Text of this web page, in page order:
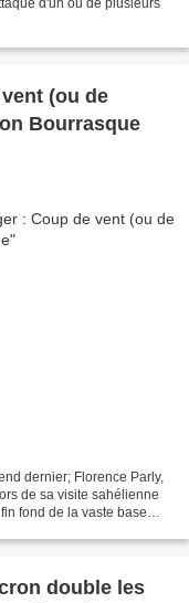
(ou de
Bourrasque
dernier; Florence Parly,
de sa visite sahélienne
fond de la vaste base
double les